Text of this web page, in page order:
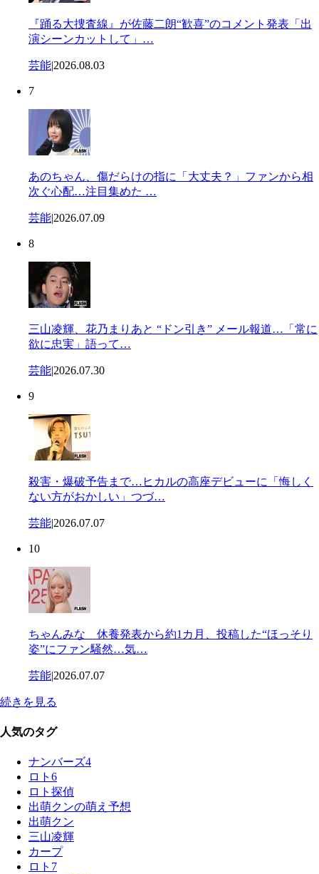
『踊る大捜査線』が佐藤二朗“歓喜”のコメント発表「出
演シーンカットして」…
芸能|2026.08.03
7
あのちゃん、傷だらけの指に「大丈夫？」ファンから相
次ぐ心配…注目集めた …
芸能|2026.07.09
8
三山凌輝、花乃まりあと “ドン引き” メール報道…「常に
欲に忠実」語って…
芸能|2026.07.30
9
殺害・爆破予告まで…ヒカルの高座デビューに「悔しく
ない方がおかしい」つづ…
芸能|2026.07.07
10
ちゃんみな 休養発表から約1カ月、投稿した“ほっそり
姿”にファン騒然…気…
芸能|2026.07.07
続きを見る
人気のタグ
ナンバーズ4
ロト6
ロト探偵
出萌クンの萌え予想
出萌クン
三山凌輝
カープ
ロト7